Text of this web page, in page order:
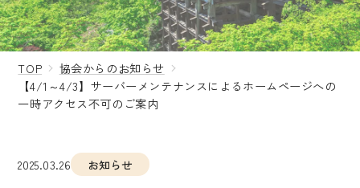
TOP
協会からのお知らせ
【4/1～4/3】サーバーメンテナンスによるホームページへの
一時アクセス不可のご案内
2025.03.26 お知らせ